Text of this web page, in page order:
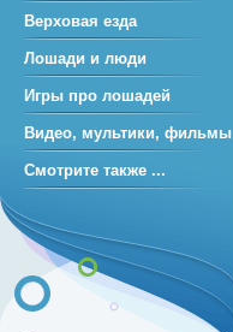
Верховая езда
Лошади и люди
Игры про лошадей
Видео, мультики, фильмы
Смотрите также ...